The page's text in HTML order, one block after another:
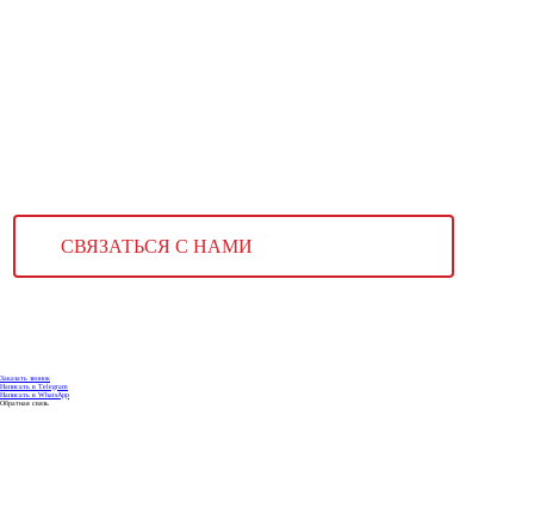
СВЯЗАТЬСЯ С НАМИ
Заказать звонок
Написать в Telegram
Написать в WhatsApp
Обратная связь